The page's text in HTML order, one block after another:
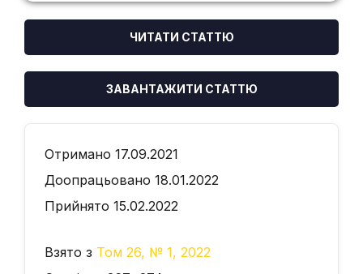
ЧИТАТИ СТАТТЮ
ЗАВАНТАЖИТИ СТАТТЮ
Отримано 17.09.2021
Доопрацьовано 18.01.2022
Прийнято 15.02.2022
Взято з Том 26, № 1, 2022